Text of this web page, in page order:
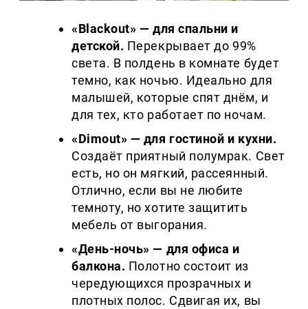
«Blackout» — для спальни и
детской. Перекрывает до 99%
света. В полдень в комнате будет
темно, как ночью. Идеально для
малышей, которые спят днём, и
для тех, кто работает по ночам.
«Dimout» — для гостиной и кухни.
Создаёт приятный полумрак. Свет
есть, но он мягкий, рассеянный.
Отлично, если вы не любите
темноту, но хотите защитить
мебель от выгорания.
«День-ночь» — для офиса и
балкона. Полотно состоит из
чередующихся прозрачных и
плотных полос. Сдвигая их, вы